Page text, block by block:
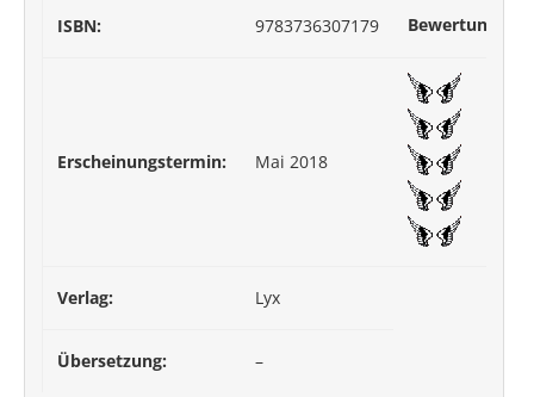
ISBN: 9783736307179 Bewertung:
Erscheinungstermin: Mai 2018
Verlag: Lyx
Übersetzung: –